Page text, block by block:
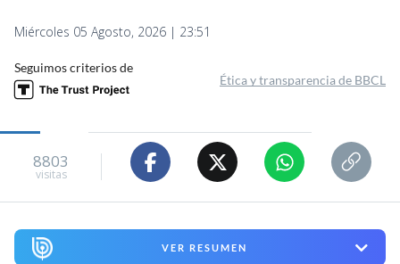
Miércoles 05 Agosto, 2026 | 23:51
Seguimos criterios de
Ética y transparencia de BBCL
8803
visitas
VER RESUMEN